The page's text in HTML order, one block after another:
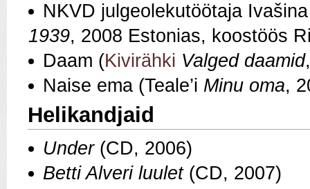
NKVD julgeolekutöötaja
1939, 2008 Estonias, koostöös
Daam (Kivirähki Valged daamid
Naise ema (Teale’i Minu oma,
Helikandjaid
Under(CD, 2006)
Betti Alveri luulet (CD, 2007)